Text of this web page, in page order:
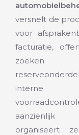
versnelt de
voor
facturatie,
zoeken
interne
organiseert